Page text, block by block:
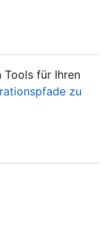
Tools für Ihren
zu